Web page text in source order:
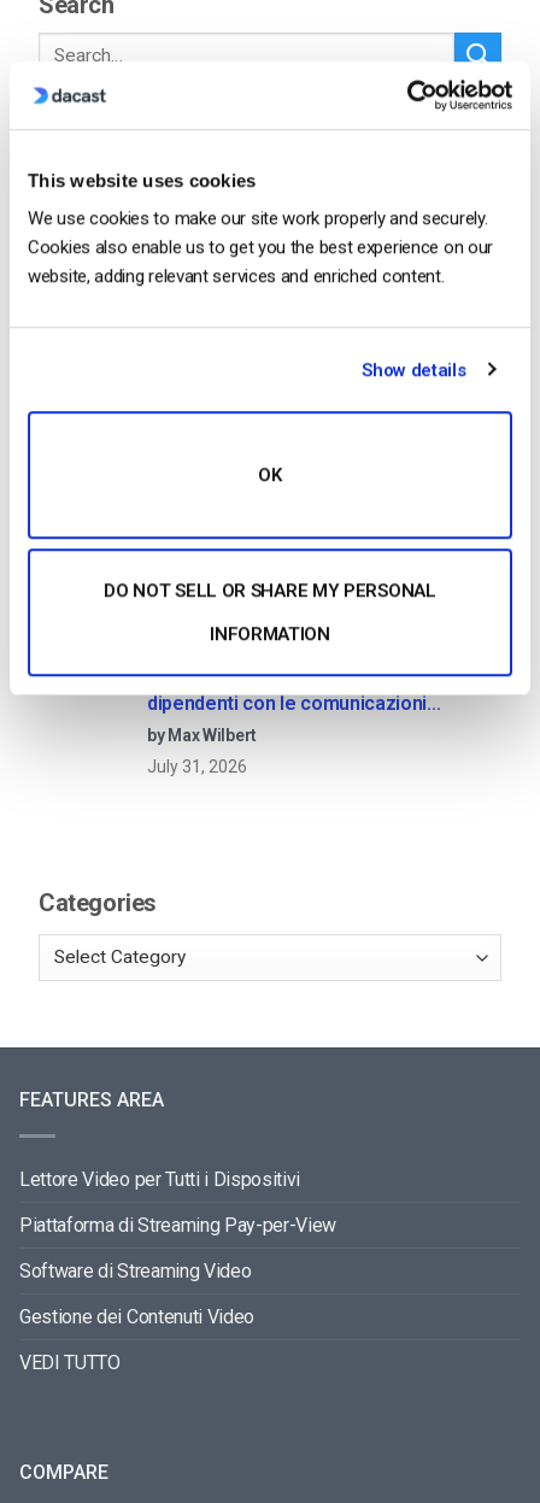
This website uses cookies
We use cookies to make our site work properly and securely.
Cookies also enable us to get you the best experience on our
website, adding relevant services and enriched content.
Show details
OK
DO NOT SELL OR SHARE MY PERSONAL
INFORMATION
Recent
Come trasmettere in diretta da un
by Emily Krings
OTT Full Form – Il presente e il futuro dei
Aumentare il coinvolgimento dei
dipendenti con le comunicazioni
aziendali in live streaming
by Max Wilbert
July 31, 2026
Categories
FEATURES AREA
Lettore Video per Tutti i Dispositivi
Piattaforma di Streaming Pay-per-View
Software di Streaming Video
Gestione dei Contenuti Video
VEDI TUTTO
COMPARE